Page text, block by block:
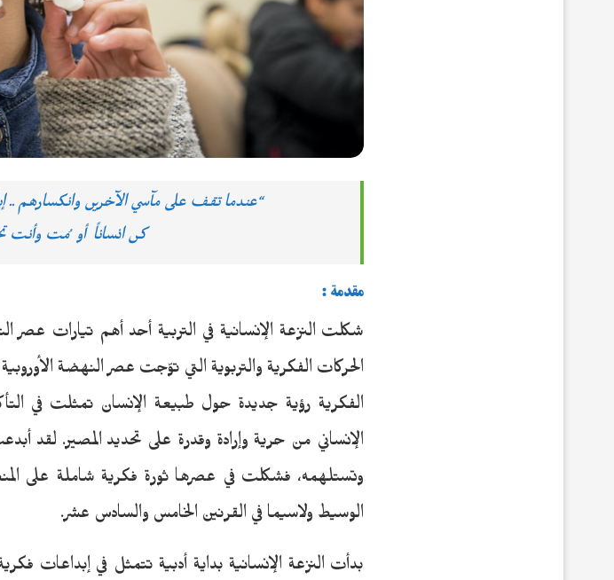
“عندما تقف على مآسي الآخرين وانكسارهم
كن انساناً أو مُت وأنت
مقدمة :
شكلت النزعة الإنسانية في التربية أحد أهم تيارات عصر
الحركات الفكرية والتربوية التي توّجت عصر النهضة
الفكرية رؤية جديدة حول طبيعة الإنسان تمثلت في
الإنساني من حرية وإرادة وقدرة على تحديد المصير. لقد
وتستلهمه، فشكلت في عصرها ثورة فكرية شاملة على
الوسيط ولاسيما في القرنين الخامس والسادس عشر.
بدأت النزعة الإنسانية بداية أدبية تتمثل في إبداعات